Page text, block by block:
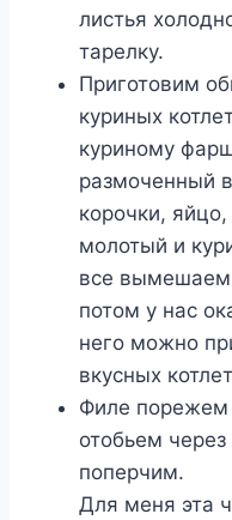
лиcтья
тарелку.
Приготовим
куриных
куриному
размоченный
корочки,
молотый и
все
потом у нас
него можно
вкусных
Филе порежем
отобьем
поперчим.
Для меня эта